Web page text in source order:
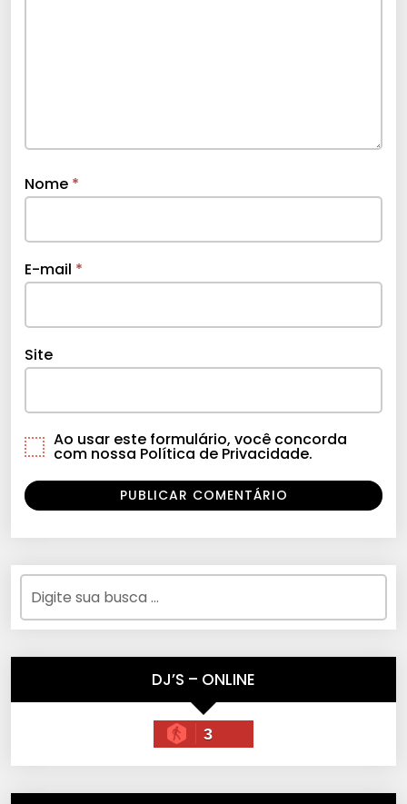
Nome *
E-mail *
Site
Ao usar este formulário, você concorda
com nossa Política de Privacidade.
DJ’S – ONLINE
3